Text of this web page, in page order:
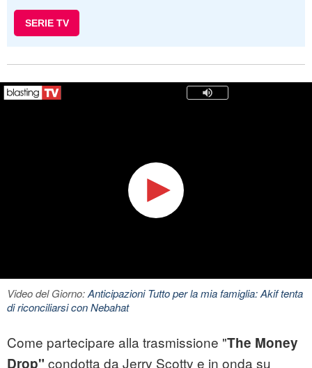
SERIE TV
Video del Giorno:Anticipazioni Tutto per la mia famiglia: Akif tenta
di riconciliarsi con Nebahat
Come partecipare alla trasmissione "The Money
Drop" condotta da Jerry Scotty e in onda su